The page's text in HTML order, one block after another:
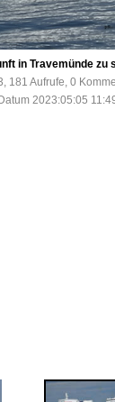
in Travemünde zu
181 Aufrufe, 0
2023:05:05